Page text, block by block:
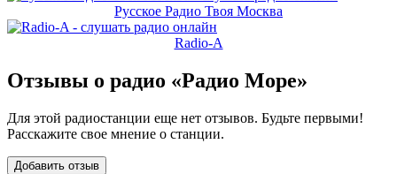
Русское Радио Твоя Москва
Radio-A
Отзывы о радио «Радио Море»
Для этой радиостанции еще нет отзывов. Будьте первыми!
Расскажите свое мнение о станции.
Добавить отзыв